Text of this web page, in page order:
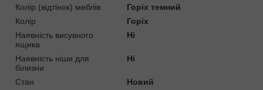
Колір (відтінок) меблів
Горіх темний
Колір
Горіх
Наявність висувного
ящика
Ні
Наявність ніши для
білизни
Ні
Стан
Новий